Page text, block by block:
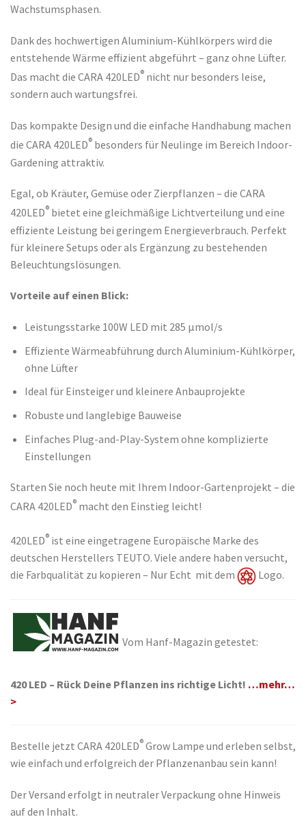
Wachstumsphasen.
Dank des hochwertigen Aluminium-Kühlkörpers wird die
entstehende Wärme effizient abgeführt – ganz ohne Lüfter.
Das macht die CARA 420LED® nicht nur besonders leise,
sondern auch wartungsfrei.
Das kompakte Design und die einfache Handhabung machen
die CARA 420LED® besonders für Neulinge im Bereich Indoor-
Gardening attraktiv.
Egal, ob Kräuter, Gemüse oder Zierpflanzen – die CARA
420LED® bietet eine gleichmäßige Lichtverteilung und eine
effiziente Leistung bei geringem Energieverbrauch. Perfekt
für kleinere Setups oder als Ergänzung zu bestehenden
Beleuchtungslösungen.
Vorteile auf einen Blick:
Leistungsstarke 100W LED mit 285 μmol/s
Effiziente Wärmeabführung durch Aluminium-Kühlkörper,
ohne Lüfter
Ideal für Einsteiger und kleinere Anbauprojekte
Robuste und langlebige Bauweise
Einfaches Plug-and-Play-System ohne komplizierte
Einstellungen
Starten Sie noch heute mit Ihrem Indoor-Gartenprojekt – die
CARA 420LED® macht den Einstieg leicht!
420LED® ist eine eingetragene Europäische Marke des
deutschen Herstellers TEUTO. Viele andere haben versucht,
die Farbqualität zu kopieren – Nur Echt mit dem
Logo.
Vom Hanf-Magazin getestet:
420 LED – Rück Deine Pflanzen ins richtige Licht! …mehr…
>
Bestelle jetzt CARA 420LED®Grow Lampe und erleben selbst,
wie einfach und erfolgreich der Pflanzenanbau sein kann!
Der Versand erfolgt in neutraler Verpackung ohne Hinweis
auf den Inhalt.